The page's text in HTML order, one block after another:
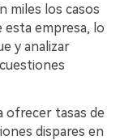
IA
y revive tus
de la IA.
miles los casos
esta empresa, lo
y analizar
ofrecer tasas de
dispares en